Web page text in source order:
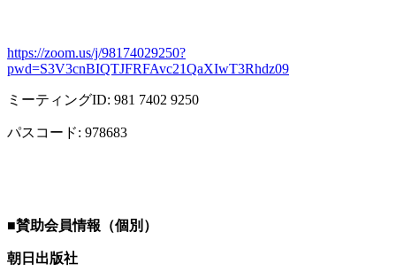
https://zoom.us/j/98174029250?
pwd=S3V3cnBIQTJFRFAvc21QaXIwT3Rhdz09
ミーティングID: 981 7402 9250
パスコード: 978683
■賛助会員情報（個別）
朝日出版社